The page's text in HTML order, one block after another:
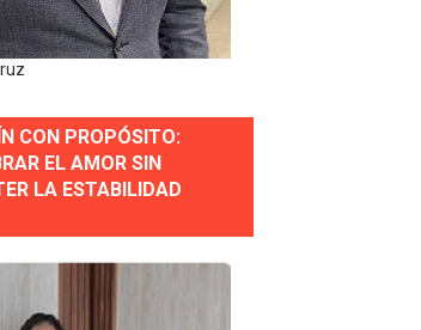
éticas y ser garante de los derechos de
Impulsar el Desarrollo de Santo
el diálogo social y el trabajo decente
CON PROPÓSITO:
EL AMOR SIN
LA ESTABILIDAD